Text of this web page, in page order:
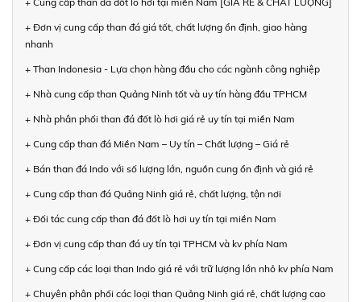
+ Đơn vị cung cấp than đá giá tốt, chất lượng ổn định, giao hàng
nhanh
+ Than Indonesia - Lựa chọn hàng đầu cho các ngành công nghiệp
+ Nhà cung cấp than Quảng Ninh tốt và uy tín hàng đầu TPHCM
+ Nhà phân phối than đá đốt lò hơi giá rẻ uy tín tại miền Nam
+ Cung cấp than đá Miền Nam – Uy tín – Chất lượng – Giá rẻ
+ Bán than đá Indo với số lượng lớn, nguồn cung ổn định và giá rẻ
+ Cung cấp than đá Quảng Ninh giá rẻ, chất lượng, tận nơi
+ Đối tác cung cấp than đá đốt lò hơi uy tín tại miền Nam
+ Đơn vị cung cấp than đá uy tín tại TPHCM và kv phía Nam
+ Cung cấp các loại than Indo giá rẻ với trữ lượng lớn nhỏ kv phía Nam
+ Chuyên phân phối các loại than Quảng Ninh giá rẻ, chất lượng cao